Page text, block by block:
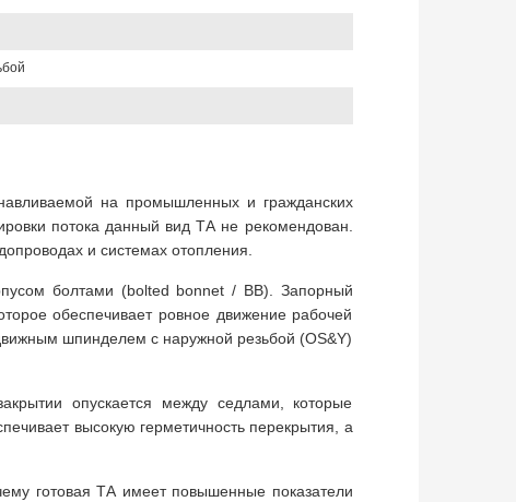
на промышленных и гражданских
потока данный вид ТА не рекомендован.
и системах отопления.
болтами (bolted bonnet / BB). Запорный
обеспечивает ровное движение рабочей
шпинделем с наружной резьбой (OS&Y)
опускается между седлами, которые
высокую герметичность перекрытия, а
готовая ТА имеет повышенные показатели